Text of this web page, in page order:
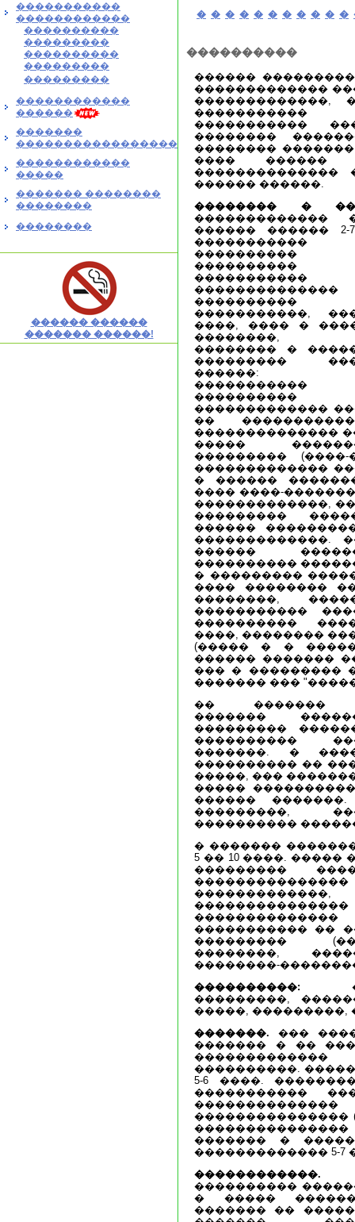
�����������
������������
����������
���������
����������
���������
���������
������������
������
�������
�����������������
������������
�����
������� ��������
��������
��������
������ ������
������� ������!
� � � � � � � � � � �
����������
������
�������������
�������������,
�����������
��������
��������
����
��������������
������ ������.
�������� �
�������������
������ ������ 2-
�����������
����������
����������
�����������
��������������
����������
�����������,
����, ���� �
��������,
�������� �
���������
������:
�����������
����������
�������������
��
��������������
�����
���������
�������������
� ������
���� ����-
�������������,
���������
������
�������������.
������
����������
� ���������
���� ��������
��������,
�����������
����������
����, ��������
(����� � �
������ �������
��� � ���������
������� ���
�� �������
�������
���������
����������
�������. �
���������� ��
�����, ���
�����
������
���������,
����������
� �������
5 �� 10 ����.
���������
����������� ��
���������
��������,
��������-
����������:
���������,
�����, ���������,
�������. ���
������� � ��
����������.
5-6 ����.
�����������
���������������
���������������
������� �
������������� 5-7
������������.
����������
� �����
������� ��